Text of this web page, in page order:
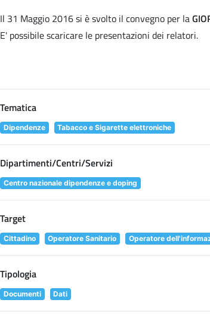
Il 31 Maggio 2016 si è svolto il convegno per la
E' possibile scaricare le presentazioni dei relatori.
Tematica
Dipendenze Tabacco e Sigarette elettroniche
Dipartimenti/Centri/Servizi
Centro nazionale dipendenze e doping
Target
Cittadino Operatore Sanitario Operatore
Tipologia
Documenti Dati